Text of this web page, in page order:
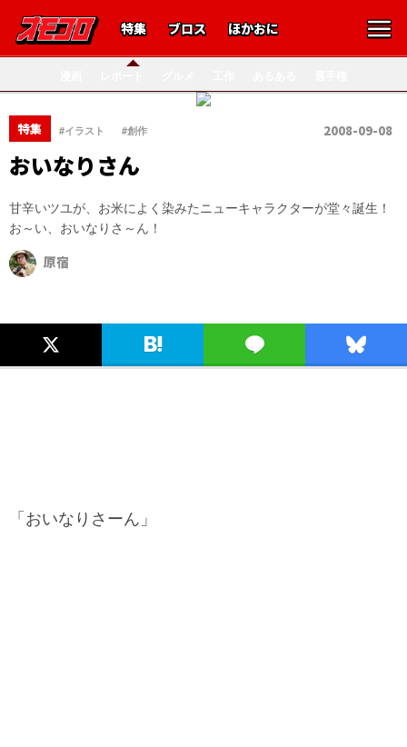
特集 ブロス ほかおに
特集 #イラスト #創作 2008-09-08
おいなりさん
甘辛いツユが、お米によく染みたニューキャラクターが堂々誕生！
お～い、おいなりさ～ん！
原宿
「おいなりさーん」